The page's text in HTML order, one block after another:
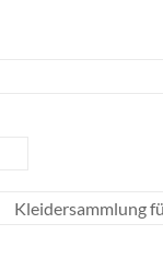
Kleidersammlung